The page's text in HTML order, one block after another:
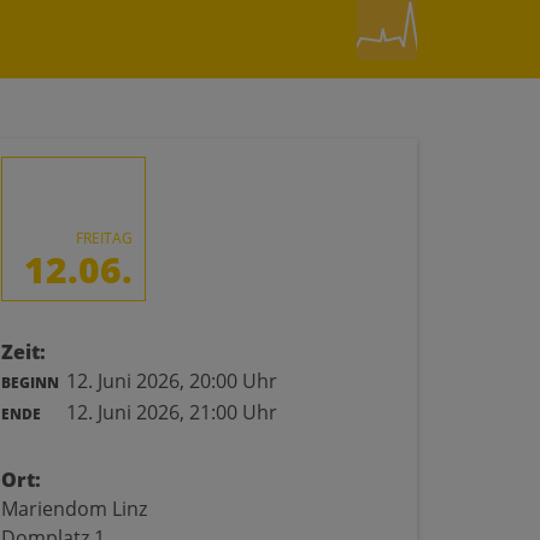
FREITAG
12.06.
Zeit:
BEGINN 12. Juni 2026, 20:00 Uhr
ENDE 12. Juni 2026, 21:00 Uhr
Ort:
Mariendom Linz